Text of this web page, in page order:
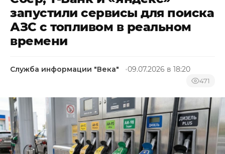
ОБЩЕСТВО
СПОРТ
КУЛЬТУРА
НОВОСТИ
запустили сервисы для поиска
АЗС с топливом в реальном
времени
Служба информации "Века" 09.07.2026 в 18:20
471